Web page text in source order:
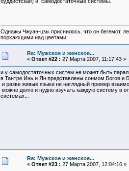
Однажы Чжуан-цзы приснилось, что он бегемот,
порхающими над цветами.
Re: Мужское и женское...
« Ответ #22 : 27 Марта 2007, 11:17:43 »
и у самодостаточных систем не может быть
в Тантре Инь и Ян представлены сонмом Богов и
и разве живые языки не наглядный пример
можно долго и нудно изучать каждую систему в
системах...
Re: Мужское и женское...
« Ответ #23 : 27 Марта 2007, 12:04:16 »